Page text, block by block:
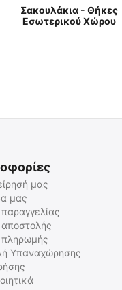
Σακουλάκια - Θήκες
Εσωτερικού Χώρου
μας
μας
αποστολής
πληρωμής
Υπαναχώρησης